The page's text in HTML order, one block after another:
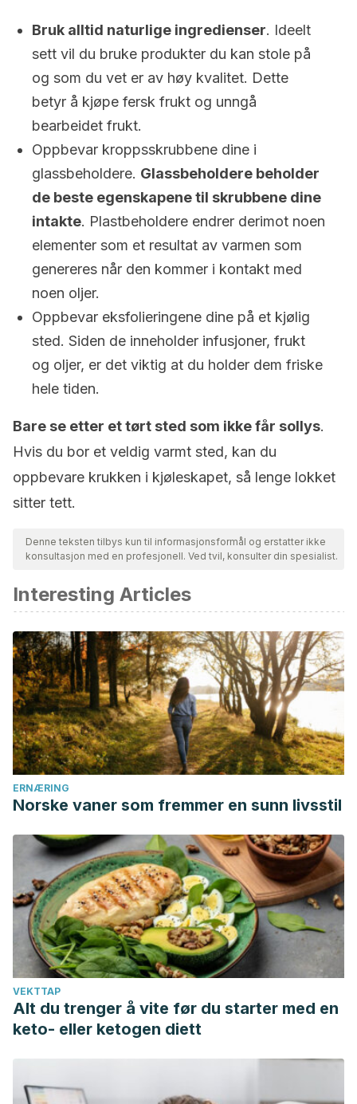
Bruk alltid naturlige ingredienser. Ideelt
sett vil du bruke produkter du kan stole på
og som du vet er av høy kvalitet. Dette
betyr å kjøpe fersk frukt og unngå
bearbeidet frukt.
Oppbevar kroppsskrubbene dine i
glassbeholdere. Glassbeholdere beholder
de beste egenskapene til skrubbene dine
intakte. Plastbeholdere endrer derimot noen
elementer som et resultat av varmen som
genereres når den kommer i kontakt med
noen oljer.
Oppbevar eksfolieringene dine på et kjølig
sted. Siden de inneholder infusjoner, frukt
og oljer, er det viktig at du holder dem friske
hele tiden.
Bare se etter et tørt sted som ikke får sollys.
Hvis du bor et veldig varmt sted, kan du
oppbevare krukken i kjøleskapet, så lenge lokket
sitter tett.
Denne teksten tilbys kun til informasjonsformål og erstatter ikke
konsultasjon med en profesjonell. Ved tvil, konsulter din spesialist.
Interesting Articles
ERNÆRING
Norske vaner som fremmer en sunn livsstil
VEKTTAP
Alt du trenger å vite før du starter med en
keto- eller ketogen diett